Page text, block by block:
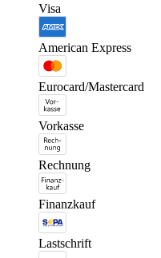
Visa
American Express
Eurocard/Mastercard
Vorkasse
Rechnung
Finanzkauf
Lastschrift